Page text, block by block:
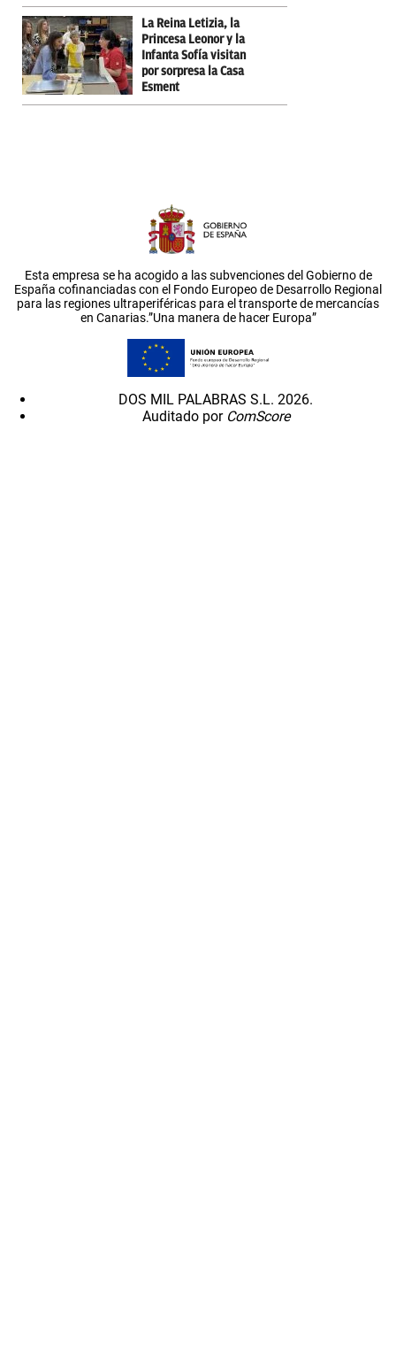
La Reina Letizia, la
Princesa Leonor y la
Infanta Sofía visitan
por sorpresa la Casa
Esment
Esta empresa se ha acogido a las subvenciones del Gobierno de
España cofinanciadas con el Fondo Europeo de Desarrollo Regional
para las regiones ultraperiféricas para el transporte de mercancías
en Canarias.”Una manera de hacer Europa”
DOS MIL PALABRAS S.L. 2026.
Auditado por ComScore